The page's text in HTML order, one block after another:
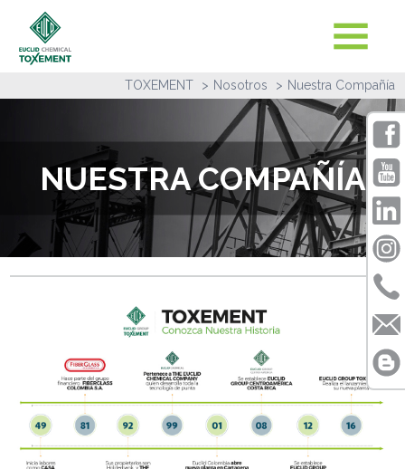
TOXEMENT Nosotros Nuestra Compañía
NUESTRA COMPAÑÍA